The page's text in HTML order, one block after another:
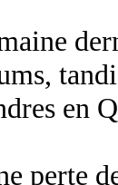
en
perte